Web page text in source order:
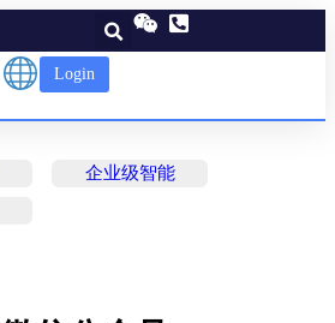
Login
企业级智能